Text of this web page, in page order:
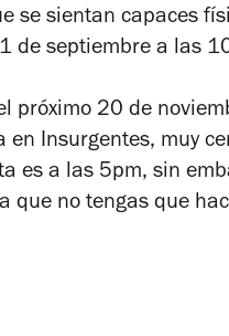
se sientan capaces
de septiembre a las
próximo 20 de
en Insurgentes, muy
es a las 5pm, sin
que no tengas que